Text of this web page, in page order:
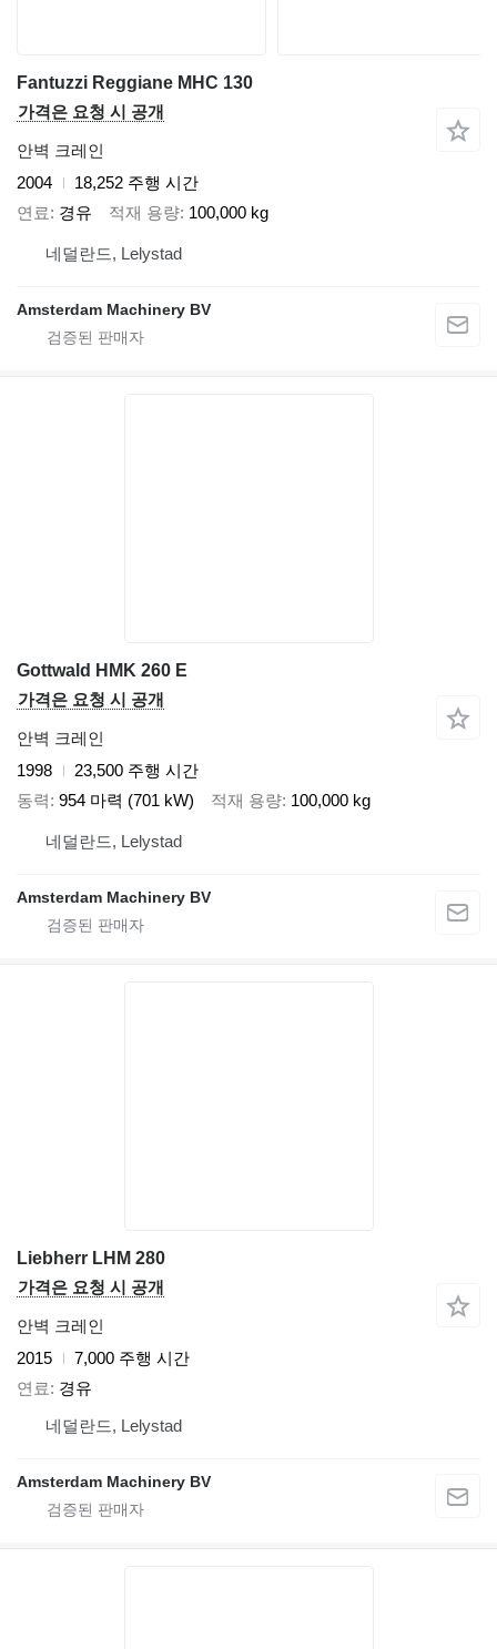
Fantuzzi Reggiane MHC 130
가격은 요청 시 공개
안벽 크레인
2004
18,252 주행 시간
연료
경유 적재 용량 100,000 kg
네덜란드, Lelystad
Amsterdam Machinery BV
Gottwald HMK 260 E
가격은 요청 시 공개
안벽 크레인
1998
23,500 주행 시간
동력 954 마력 (701 kW) 적재 용량 100,000 kg
네덜란드, Lelystad
Amsterdam Machinery BV
Liebherr LHM 280
가격은 요청 시 공개
안벽 크레인
2015
7,000 주행 시간
연료
경유
네덜란드, Lelystad
Amsterdam Machinery BV